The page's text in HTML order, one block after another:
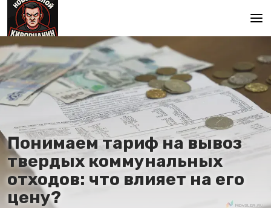
Главная
Понимаем тариф на вывоз
твердых коммунальных
отходов: что влияет на его
цену?